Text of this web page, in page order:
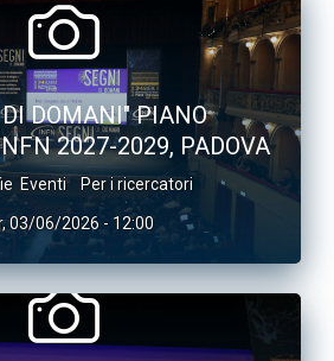
DOMANI" PIANO
2027-2029, PADOVA
Eventi Per i ricercatori
03/06/2026 - 12:00